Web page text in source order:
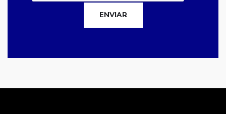
ENVIAR